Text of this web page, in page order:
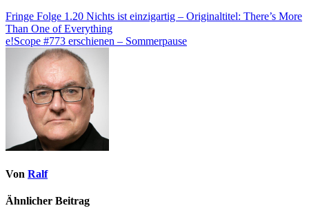
Fringe Folge 1.20 Nichts ist einzigartig – Originaltitel: There’s More
Than One of Everything
e!Scope #773 erschienen – Sommerpause
Von Ralf
Ähnlicher Beitrag